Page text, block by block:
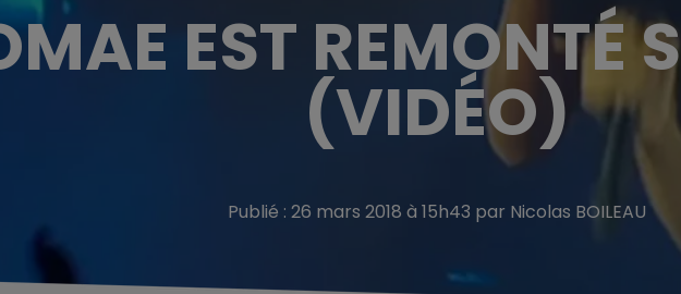
EST REMONTÉ
(VIDÉO)
Publié : 26 mars 2018 à 15h43 par Nicolas BOILEAU